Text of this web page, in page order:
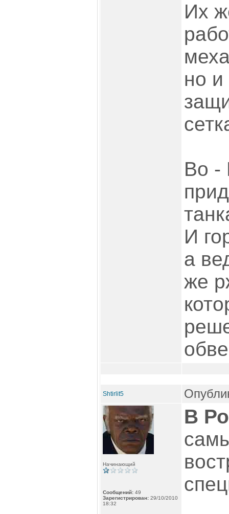
Их
но и
Во
И
а
же
Shtirlit5
Начинающий
Сообщений: 49
Зарегистрирован: 29/10/2010
18:32
В